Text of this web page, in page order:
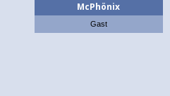
McPhönix
Gast